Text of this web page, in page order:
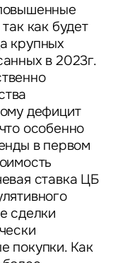
как будет
крупных
в 2023г.
дефицит
особенно
в первом
ставка ЦБ
сделки
покупки. Как